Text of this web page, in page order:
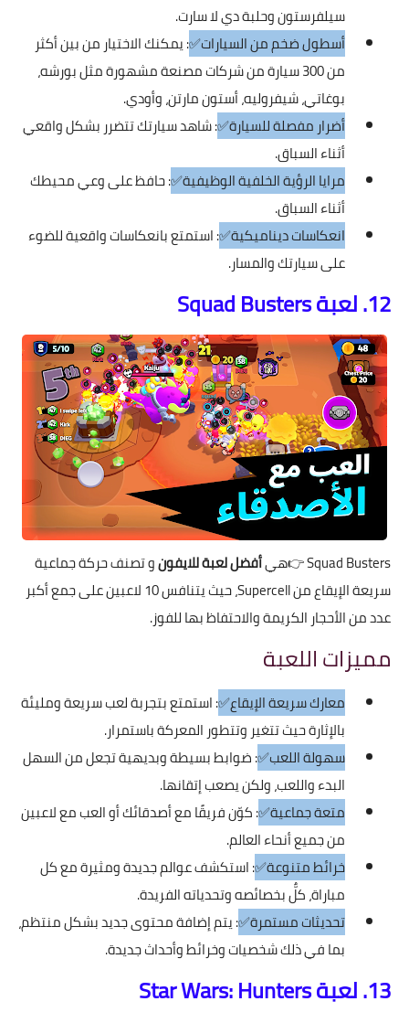
سيلفرستون وحلبة دي لا سارت.
أسطول ضخم من السيارات✅: يمكنك الاختيار من بين أكثر
من 300 سيارة من شركات مصنعة مشهورة مثل بورشه،
بوغاتي، شيفروليه، أستون مارتن، وأودي.
أضرار مفصلة للسيارة✅: شاهد سيارتك تتضرر بشكل واقعي
أثناء السباق.
مرايا الرؤية الخلفية الوظيفية✅: حافظ على وعي محيطك
أثناء السباق.
انعكاسات ديناميكية✅: استمتع بانعكاسات واقعية للضوء
على سيارتك والمسار.
12. لعبة Squad Busters
Squad Busters👉هيأفضل لعبة للايفونو تصنف حركة جماعية
سريعة الإيقاع من Supercell، حيث يتنافس 10 لاعبين على جمع أكبر
عدد من الأحجار الكريمة والاحتفاظ بها للفوز.
مميزات اللعبة
معارك سريعة الإيقاع✅: استمتع بتجربة لعب سريعة ومليئة
بالإثارة حيث تتغير وتتطور المعركة باستمرار.
سهولة اللعب✅: ضوابط بسيطة وبديهية تجعل من السهل
البدء واللعب، ولكن يصعب إتقانها.
متعة جماعية✅: كوّن فريقًا مع أصدقائك أو العب مع لاعبين
من جميع أنحاء العالم.
خرائط متنوعة✅: استكشف عوالم جديدة ومثيرة مع كل
مباراة، كلٌّ بخصائصه وتحدياته الفريدة.
تحديثات مستمرة✅: يتم إضافة محتوى جديد بشكل منتظم،
بما في ذلك شخصيات وخرائط وأحداث جديدة.
13. لعبة Star Wars: Hunters